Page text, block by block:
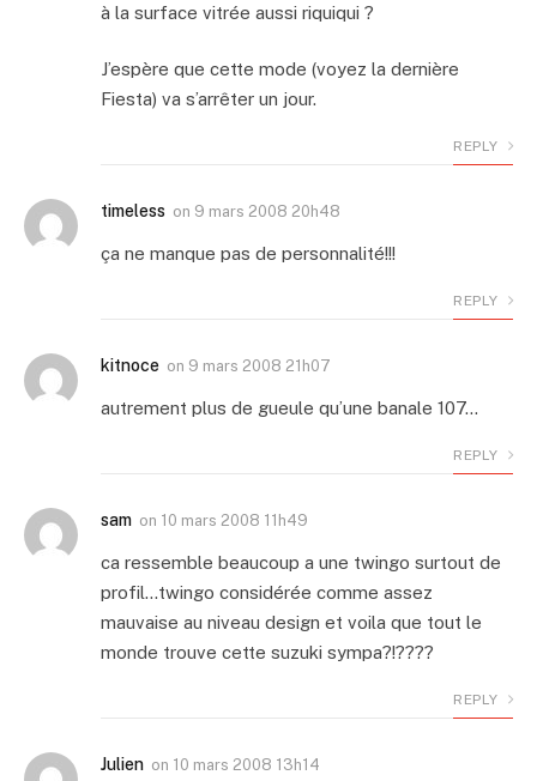
à la surface vitrée aussi riquiqui ?
J’espère que cette mode (voyez la dernière
Fiesta) va s’arrêter un jour.
REPLY
timeless on 9 mars 2008 20h48
ça ne manque pas de personnalité!!!
REPLY
kitnoce on 9 mars 2008 21h07
autrement plus de gueule qu’une banale 107…
REPLY
sam on 10 mars 2008 11h49
ca ressemble beaucoup a une twingo surtout de
profil…twingo considérée comme assez
mauvaise au niveau design et voila que tout le
monde trouve cette suzuki sympa?!????
REPLY
Julien on 10 mars 2008 13h14